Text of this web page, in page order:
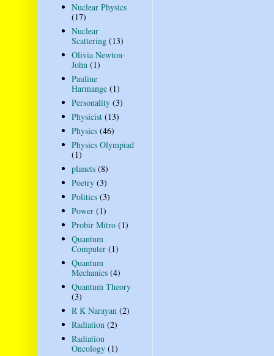
Nuclear Physics
(17)
Nuclear
Scattering (13)
Olivia Newton-
John (1)
Pauline
Harmange (1)
Personality (3)
Physicist (13)
Physics (46)
Physics Olympiad
(1)
planets (8)
Poetry (3)
Politics (3)
Power (1)
Probir Mitro (1)
Quantum
Computer (1)
Quantum
Mechanics (4)
Quantum Theory
(3)
R K Narayan (2)
Radiation (2)
Radiation
Oncology (1)